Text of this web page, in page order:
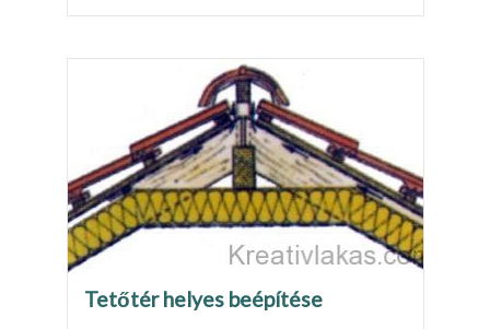
Tetőtér helyes beépítése